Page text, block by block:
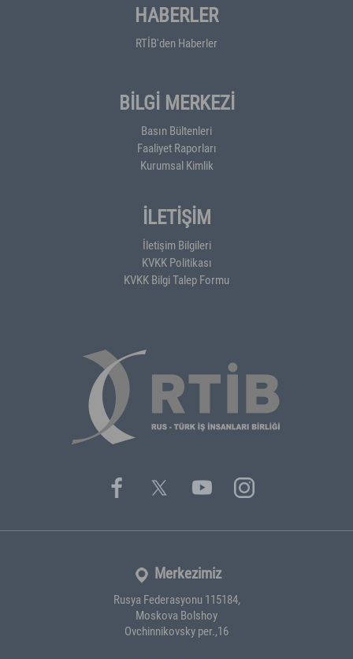
HABERLER
RTİB'den Haberler
BİLGİ MERKEZİ
Basın Bültenleri
Faaliyet Raporları
Kurumsal Kimlik
İLETİŞİM
İletişim Bilgileri
KVKK Politikası
KVKK Bilgi Talep Formu
Merkezimiz
Rusya Federasyonu 115184,
Moskova Bolshoy
Ovchinnikovsky per.,16